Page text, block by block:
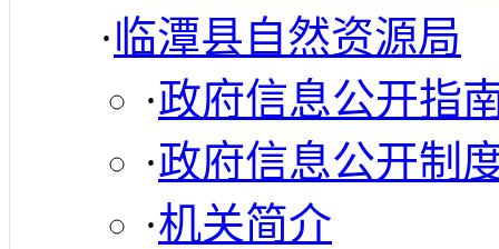
·临潭县自然资源局
·政府信息公开指
·政府信息公开制
·机关简介